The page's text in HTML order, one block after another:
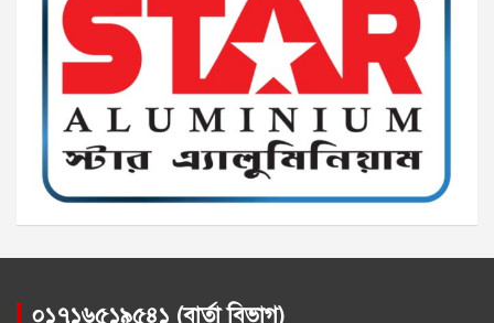
০১৭১৬৫১৯৫৪১ (বার্তা বিভাগ)